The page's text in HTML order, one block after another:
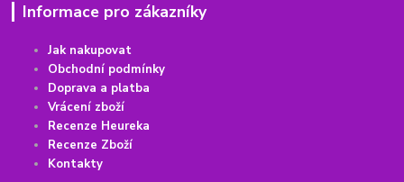
Informace pro zákazníky
Jak nakupovat
Obchodní podmínky
Doprava a platba
Vrácení zboží
Recenze Heureka
Recenze Zboží
Kontakty